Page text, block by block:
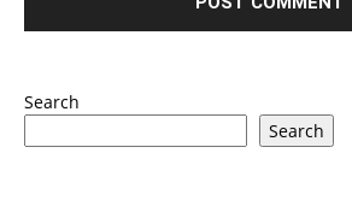
Search
Search